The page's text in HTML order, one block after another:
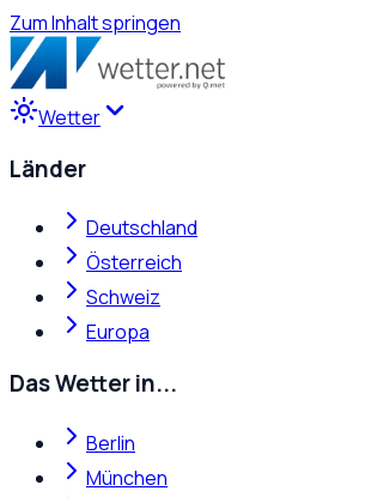
Zum Inhalt springen
Wetter
Länder
Deutschland
Österreich
Schweiz
Europa
Das Wetter in...
Berlin
München